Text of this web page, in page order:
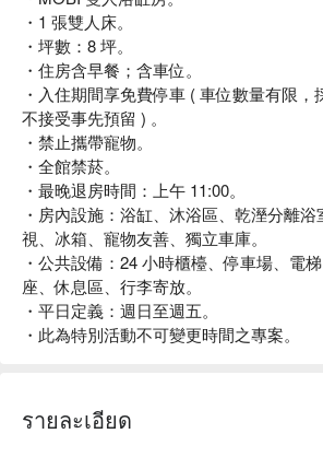
・1 張雙人床。
・坪數：8 坪。
・住房含早餐；含車位。
・入住期間享免費停車 ( 車位數量有限，
不接受事先預留 ) 。
・禁止攜帶寵物。
・全館禁菸。
・最晚退房時間：上午 11:00。
・房內設施：浴缸、沐浴區、乾溼分離
視、冰箱、寵物友善、獨立車庫。
・公共設備：24 小時櫃檯、停車場、電
座、休息區、行李寄放。
・平日定義：週日至週五。
・此為特別活動不可變更時間之專案。
รายละเอียด